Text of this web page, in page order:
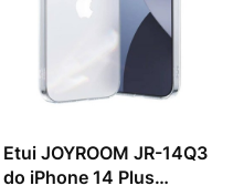
Etui JOYROOM JR-14Q3
do iPhone 14 Plus